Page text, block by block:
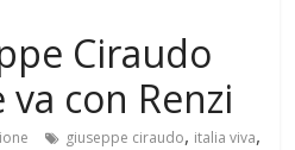
Ciraudo
va con Renzi
giuseppe ciraudo, italia viva,